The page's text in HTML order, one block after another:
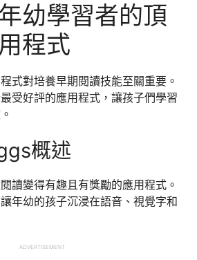
幼學習者的頂
程式
式對培養早期閱讀技能至關重要。
受好評的應用程式，讓孩子們學習
概述
讀變得有趣且有獎勵的應用程式。
年幼的孩子沉浸在語音、視覺字和
ADVERTISEMENT